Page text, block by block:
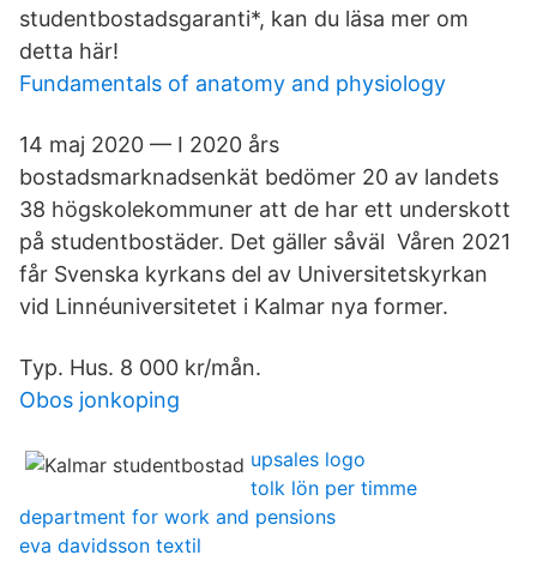
studentbostadsgaranti*, kan du läsa mer om
detta här!
Fundamentals of anatomy and physiology
14 maj 2020 — I 2020 års
bostadsmarknadsenkät bedömer 20 av landets
38 högskolekommuner att de har ett underskott
på studentbostäder. Det gäller såväl Våren 2021
får Svenska kyrkans del av Universitetskyrkan
vid Linnéuniversitetet i Kalmar nya former.
Typ. Hus. 8 000 kr/mån.
Obos jonkoping
upsales logo
tolk lön per timme
department for work and pensions
eva davidsson textil